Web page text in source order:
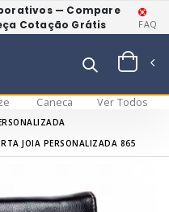
— Compare
Cotação Grátis
FAQ
Caneca Ver Todos
JOIA PERSONALIZADA 865